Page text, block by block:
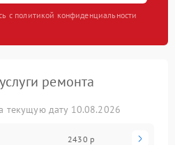
с политикой конфиденциальности
ремонта
текущую дату 10.08.2026
2430 р